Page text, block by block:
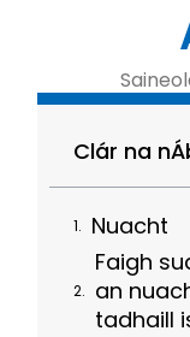
Clár na
Nuacht
Faigh
an
tadhaill